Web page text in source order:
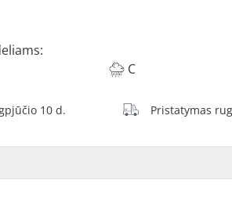
C
10 d. Pristatymas